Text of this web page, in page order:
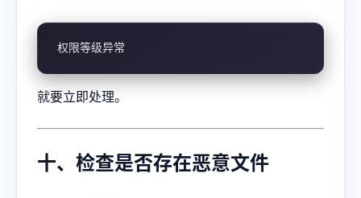
权限等级异常
就要立即处理。
十、检查是否存在恶意文件